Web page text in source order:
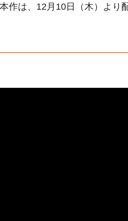
は、12月10日（木）より